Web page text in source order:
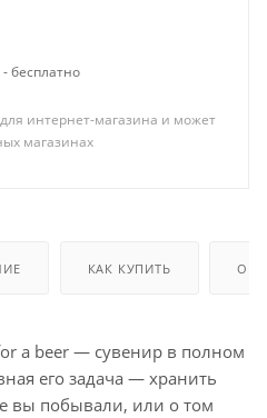
бесплатно
интернет-магазина и может
магазинах
КАК КУПИТЬ
a beer — сувенир в полном
его задача — хранить
вы побывали, или о том